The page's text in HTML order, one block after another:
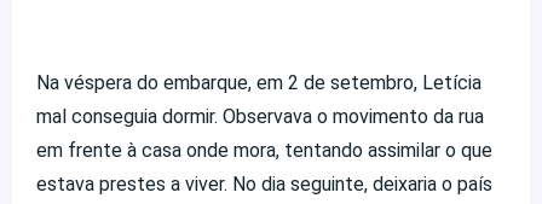
Na véspera do embarque, em 2 de setembro, Letícia
mal conseguia dormir. Observava o movimento da rua
em frente à casa onde mora, tentando assimilar o que
estava prestes a viver. No dia seguinte, deixaria o país